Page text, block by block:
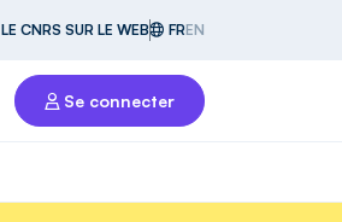
LE CNRS SUR LE WEB FREN
Se connecter